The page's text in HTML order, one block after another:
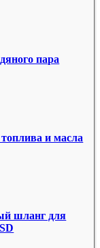
пара
и масла
шланг для